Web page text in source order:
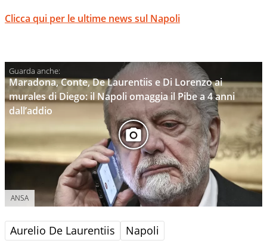
Clicca qui per le ultime news sul Napoli
Maradona, Conte, De Laurentiis e Di Lorenzo ai
murales di Diego: il Napoli omaggia il Pibe a 4 anni
dall’addio
ANSA
Aurelio De Laurentiis Napoli